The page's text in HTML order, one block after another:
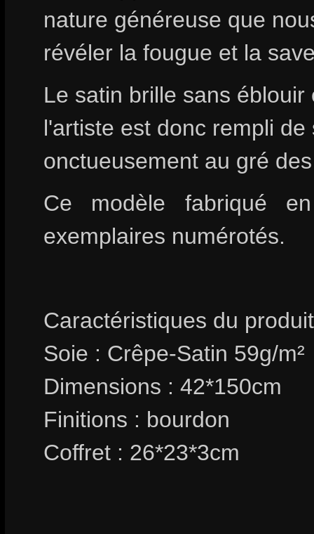
nature généreuse que
révéler la fougue et la
Le satin brille sans
l'artiste est donc rempli
onctueusement au gré
Ce modèle fabriqué
exemplaires numérotés.
Caractéristiques du
Soie : Crêpe-Satin 59g/m²
Dimensions : 42*150cm
Finitions : bourdon
Coffret : 26*23*3cm